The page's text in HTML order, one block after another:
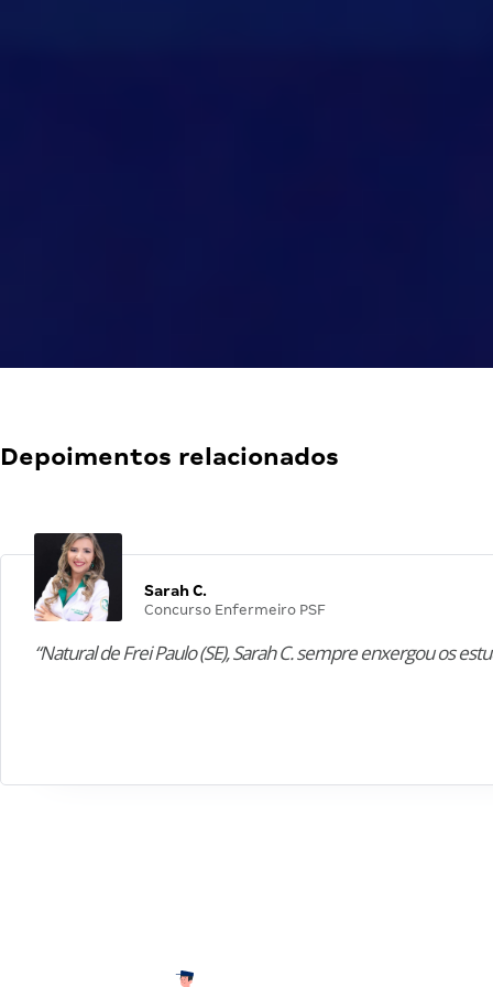
Depoimentos relacionados
Sarah C.
Concurso Enfermeiro PSF
“Natural de Frei Paulo (SE), Sarah C. sempre enxergou os